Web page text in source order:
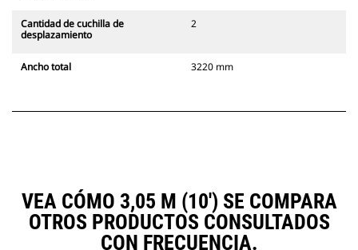
Cantidad de cuchilla de
desplazamiento
2
Ancho total 3220 mm
VEA CÓMO 3,05 M (10') SE COMPARA
OTROS PRODUCTOS CONSULTADOS
CON FRECUENCIA.